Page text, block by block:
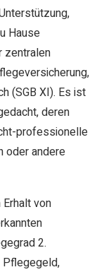
Hause
zentralen
(SGB XI). Es ist
deren
professionelle
oder andere
von
2.
Pflegegeld,